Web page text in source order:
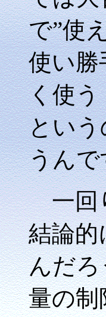
で”使
使い勝
く使う
という
うんで
一回
結論的
んだろ
量の制